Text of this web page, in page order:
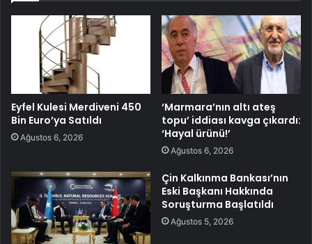
Eyfel Kulesi Merdiveni 450
Bin Euro’ya Satıldı
Ağustos 6, 2026
‘Marmara’nın altı ateş
topu’ iddiası kavga çıkardı:
‘Hayal ürünü!’
Ağustos 6, 2026
Çin Kalkınma Bankası’nın
Eski Başkanı Hakkında
Soruşturma Başlatıldı
Ağustos 5, 2026